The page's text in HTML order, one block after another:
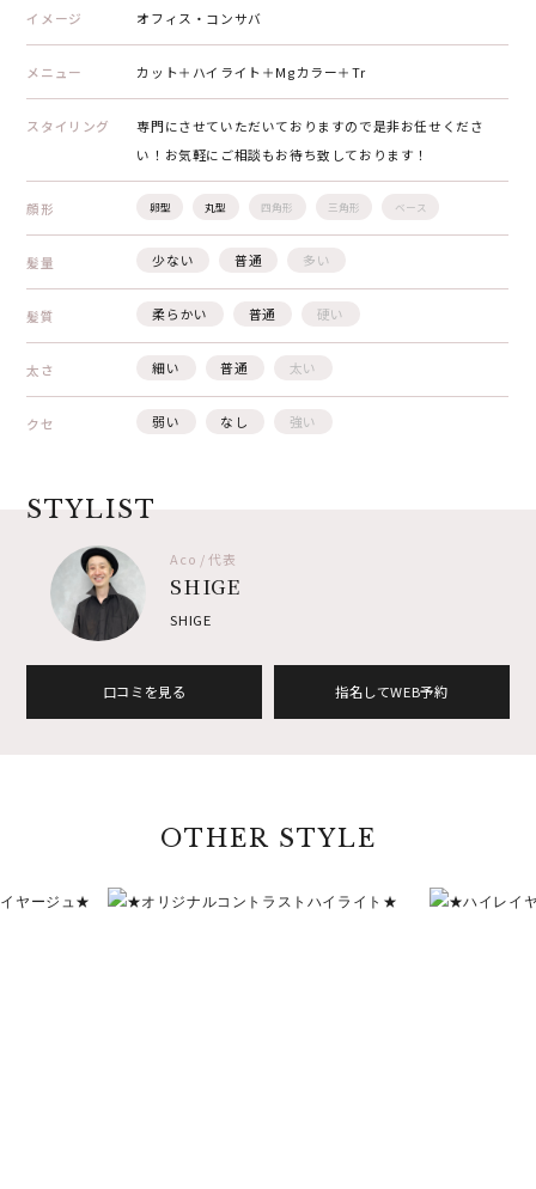
イメージ オフィス・コンサバ
メニュー カット＋ハイライト＋Mgカラー＋Tr
スタイリング
専門にさせていただいておりますので是非お任せくださ
い！お気軽にご相談もお待ち致しております！
顔形 卵型 丸型 四角形 三角形 ベース
髪量 少ない 普通 多い
髪質 柔らかい 普通 硬い
太さ 細い 普通 太い
クセ 弱い なし 強い
STYLIST
Aco / 代表
SHIGE
SHIGE
口コミを見る 指名してWEB予約
OTHER STYLE